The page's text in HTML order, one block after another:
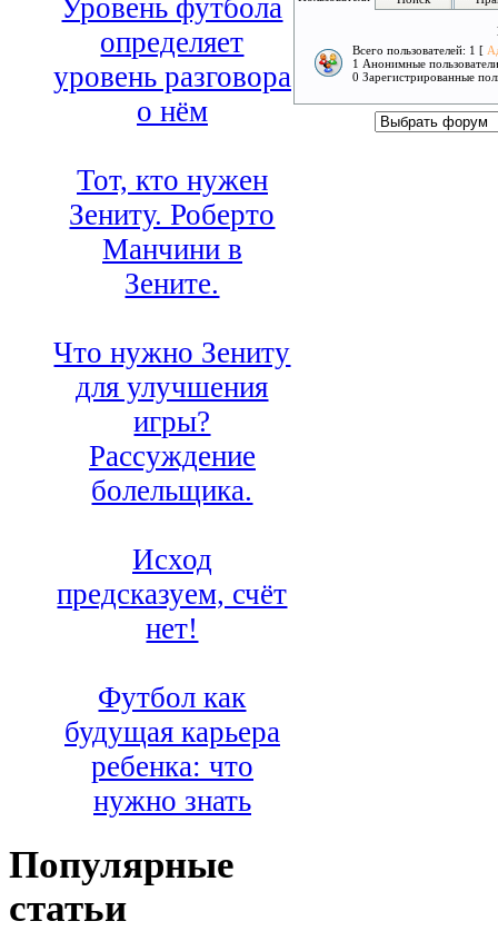
Уровень футбола
определяет
уровень разговора
о нём
Тот, кто нужен
Зениту. Роберто
Манчини в
Зените.
Что нужно Зениту
для улучшения
игры?
Рассуждение
болельщика.
Исход
предсказуем, счёт
нет!
Футбол как
будущая карьера
ребенка: что
нужно знать
Популярные
статьи
Всего пользователей: 1 [
1 Анонимные пользователи
0 Зарегистрированные